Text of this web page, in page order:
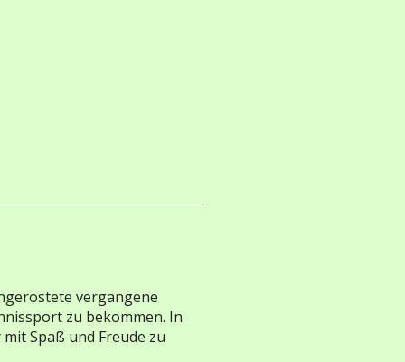
vergangene
zu bekommen. In
Spaß und Freude zu